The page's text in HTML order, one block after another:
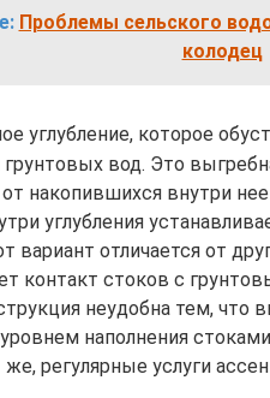
Проблемы сельского
колодец
углубление, которое
грунтовых вод. Это
накопившихся внутри
углубления
вариант отличается от
контакт стоков с
неудобна тем,
наполнения
же, регулярные услуги